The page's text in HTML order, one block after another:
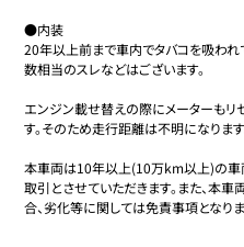
●内装
20年以上前まで車内でタバコを吸われ
数相当のスレなどはございます。
エンジン載せ替えの際にメーターもリ
す。そのため走行距離は不明になります
本車両は10年以上(10万km以上)の車
取引とさせていただきます。また、本